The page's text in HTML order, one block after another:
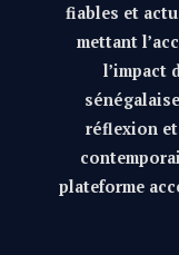
fiables et
mettant
l’impact
réflexion
plateforme